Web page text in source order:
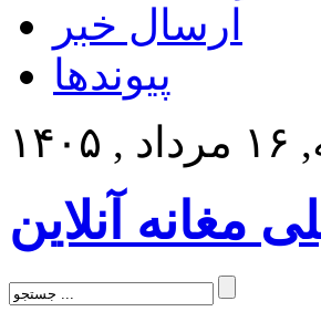
ارسال خبر
پیوندها
مغانه آنلاین